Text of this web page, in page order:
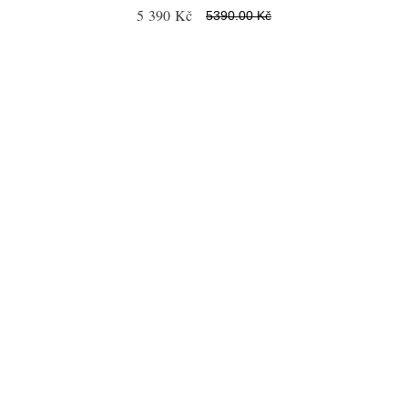
5 390 Kč 5390.00 Kč